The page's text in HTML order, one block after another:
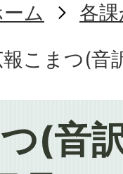
ム
各
報こまつ(音
(音